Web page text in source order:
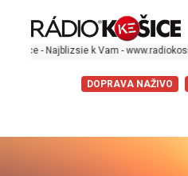
- Najblizsie k Vam - www.radiokosice.sk
DOPRAVA NAŽIVO